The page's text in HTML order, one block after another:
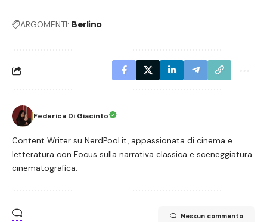
ARGOMENTI: Berlino
Federica Di Giacinto
Content Writer su NerdPool.it, appassionata di cinema e
letteratura con Focus sulla narrativa classica e sceneggiatura
cinematografica.
Nessun commento